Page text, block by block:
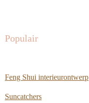
Populair
Feng Shui interieurontwerp
Suncatchers